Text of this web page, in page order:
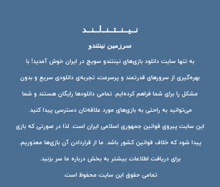
نــیــنــتــنــ‌لــنــد
سرزمین نینتندو
به تنها سایت دانلود بازی‌های نینتندو سویچ در ایران خوش آمدید! با
بهره‌گیری از سرورهای قدرتمند و پرسرعت، تجربه‌ی دانلودی سریع و بدون
مشکل را برای شما فراهم کرده‌ایم. تمامی دانلودها رایگان هستند و شما
می‌توانید به راحتی به بازی‌های مورد علاقه‌تان دسترسی پیدا کنید.
این سایت پیروی قوانین جمهوری اسلامی ایران است. لذا در صورتی که بازی
پیدا شود که خلاف قوانین کشور باشد. ما از قراردادن آن بازی‌ها معذوریم.
برای دریافت اطلاعات بیشتر به بخش درباره ما سر بزنید.
تمامی حقوق این سایت محفوظ است.